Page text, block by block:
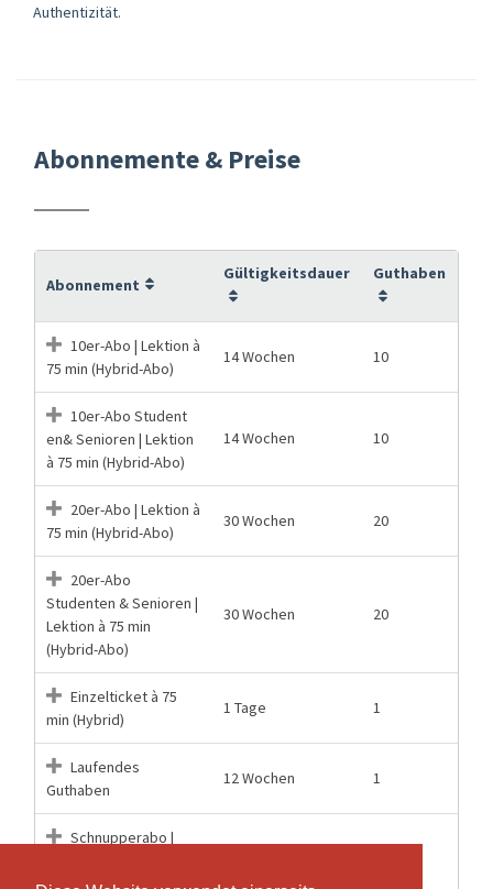
Authentizität.
Abonnemente & Preise
Abonnement
Gültigkeitsdauer Guthaben
10er-Abo | Lektion à
75 min (Hybrid-Abo)
14 Wochen 10
10er-Abo Student
en& Senioren | Lektion
à 75 min (Hybrid-Abo)
14 Wochen 10
20er-Abo | Lektion à
75 min (Hybrid-Abo)
30 Wochen 20
20er-Abo
Studenten & Senioren |
Lektion à 75 min
(Hybrid-Abo)
30 Wochen 20
Einzelticket à 75
min (Hybrid)
1 Tage 1
Laufendes
Guthaben
12 Wochen 1
Schnupperabo |
(Hybrid)